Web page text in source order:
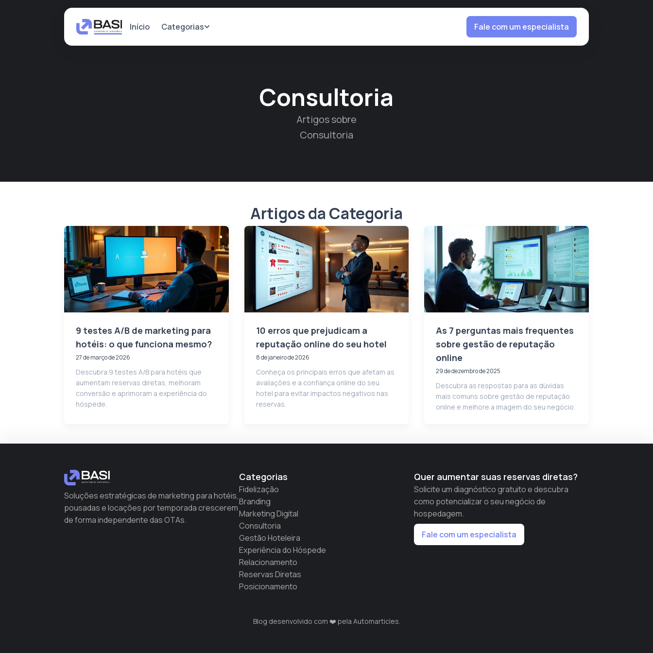
Início Categorias Fale com um especialista
Consultoria
Artigos sobre
Consultoria
Artigos da Categoria
9 testes A/B de marketing para
hotéis: o que funciona mesmo?
27 de março de 2026
Descubra 9 testes A/B para hotéis que
aumentam reservas diretas, melhoram
conversão e aprimoram a experiência do
hóspede.
10 erros que prejudicam a
reputação online do seu hotel
8 de janeiro de 2026
Conheça os principais erros que afetam as
avaliações e a confiança online do seu
hotel para evitar impactos negativos nas
reservas.
As 7 perguntas mais frequentes
sobre gestão de reputação
online
29 de dezembro de 2025
Descubra as respostas para as dúvidas
mais comuns sobre gestão de reputação
online e melhore a imagem do seu negócio.
Soluções estratégicas de marketing para hotéis,
pousadas e locações por temporada crescerem
de forma independente das OTAs.
Categorias
Fidelização
Branding
Marketing Digital
Consultoria
Gestão Hoteleira
Experiência do Hóspede
Relacionamento
Reservas Diretas
Posicionamento
Quer aumentar suas reservas diretas?
Solicite um diagnóstico gratuito e descubra
como potencializar o seu negócio de
hospedagem.
Fale com um especialista
Blog desenvolvido com ❤️ pela Automarticles.